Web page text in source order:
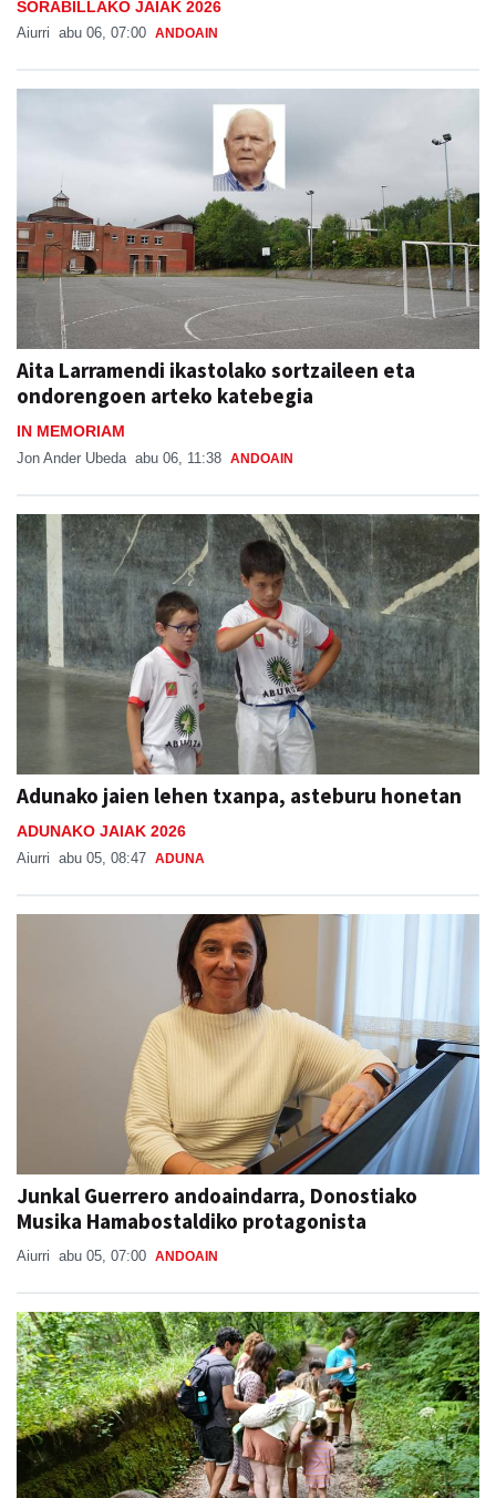
SORABILLAKO JAIAK 2026
Aiurri abu 06, 07:00 ANDOAIN
Aita Larramendi ikastolako sortzaileen eta
ondorengoen arteko katebegia
IN MEMORIAM
Jon Ander Ubeda abu 06, 11:38 ANDOAIN
Adunako jaien lehen txanpa, asteburu honetan
ADUNAKO JAIAK 2026
Aiurri abu 05, 08:47 ADUNA
Junkal Guerrero andoaindarra, Donostiako
Musika Hamabostaldiko protagonista
Aiurri abu 05, 07:00 ANDOAIN